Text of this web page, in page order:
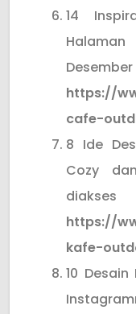
14
https://
cafe-
8 Ide
Cozy
https://
kafe-
10